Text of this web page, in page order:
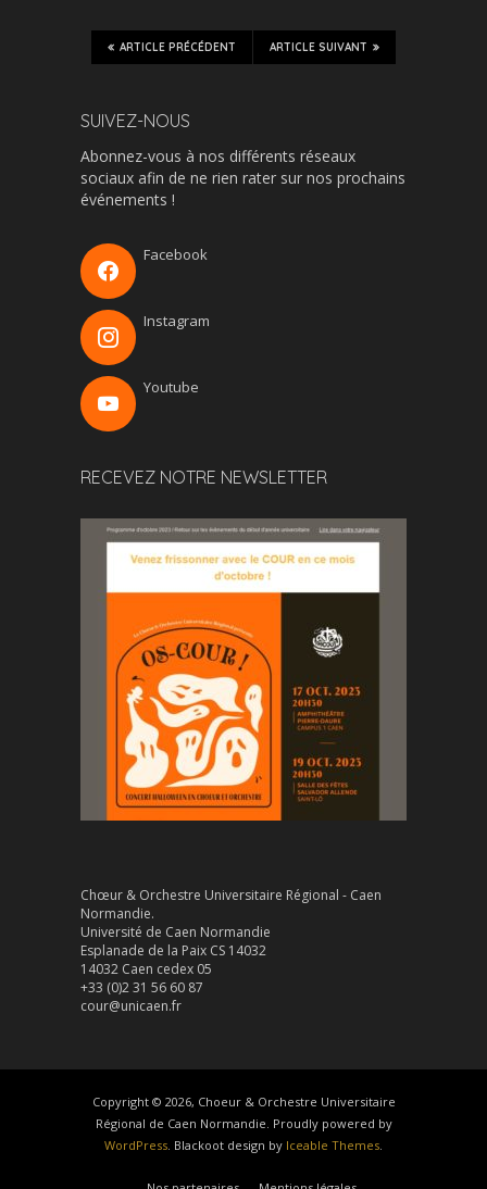
ARTICLE SUIVANT
ARTICLE PRÉCÉDENT
SUIVEZ-NOUS
Abonnez-vous à nos différents réseaux
sociaux afin de ne rien rater sur nos prochains
événements !
Facebook
Instagram
Youtube
RECEVEZ NOTRE NEWSLETTER
Chœur & Orchestre Universitaire Régional - Caen
Normandie.
Université de Caen Normandie
Esplanade de la Paix CS 14032
14032 Caen cedex 05
+33 (0)2 31 56 60 87
cour@unicaen.fr
Copyright © 2026, Choeur & Orchestre Universitaire
Régional de Caen Normandie. Proudly powered by
WordPress . Blackoot design by Iceable Themes